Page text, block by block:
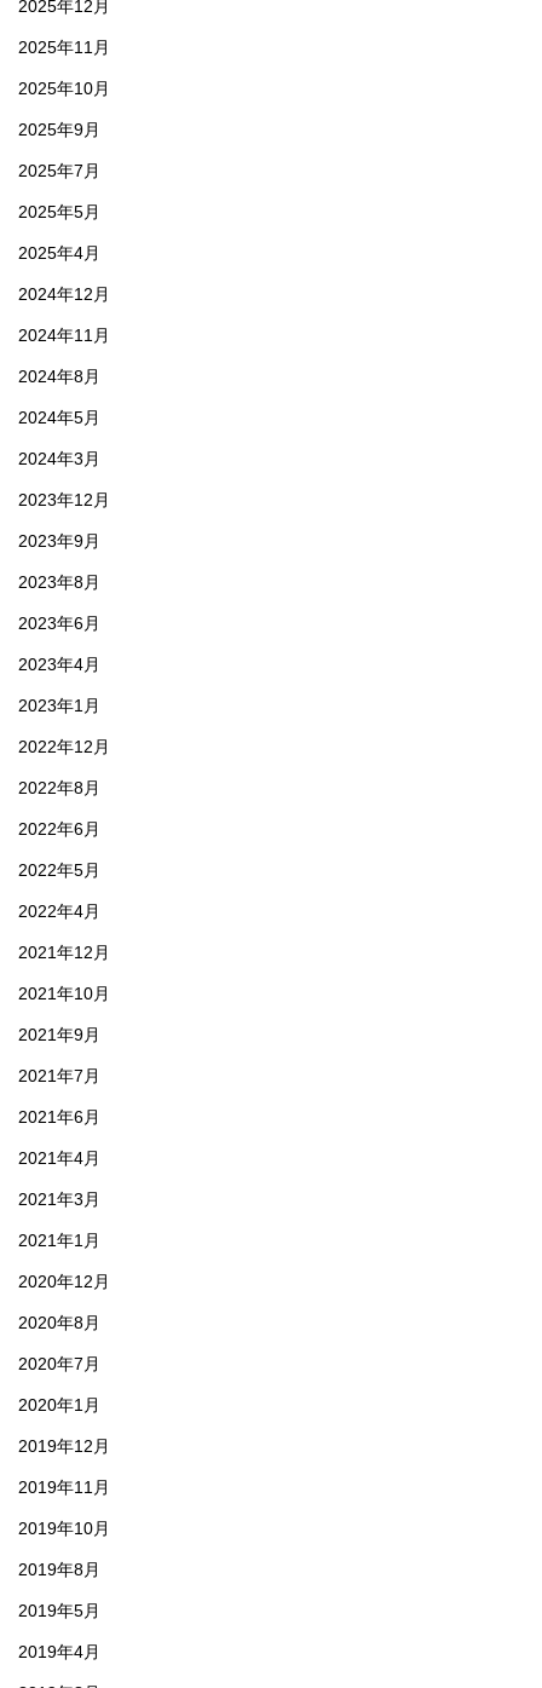
2025年12月
2025年11月
2025年10月
2025年9月
2025年7月
2025年5月
2025年4月
2024年12月
2024年11月
2024年8月
2024年5月
2024年3月
2023年12月
2023年9月
2023年8月
2023年6月
2023年4月
2023年1月
2022年12月
2022年8月
2022年6月
2022年5月
2022年4月
2021年12月
2021年10月
2021年9月
2021年7月
2021年6月
2021年4月
2021年3月
2021年1月
2020年12月
2020年8月
2020年7月
2020年1月
2019年12月
2019年11月
2019年10月
2019年8月
2019年5月
2019年4月